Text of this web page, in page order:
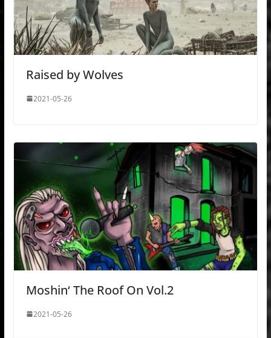
Raised by Wolves
2021-05-26
Moshin‘ The Roof On Vol.2
2021-05-26